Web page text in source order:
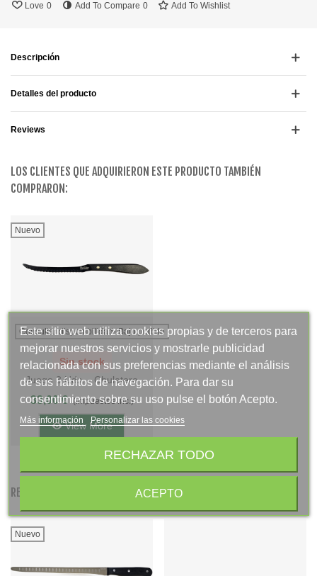
Love 0 Add To Compare 0 Add To Wishlist
Descripción
Detalles del producto
Reviews
LOS CLIENTES QUE ADQUIRIERON ESTE PRODUCTO TAMBIÉN
COMPRARON:
Nuevo
Consultar disponibilidad- Bajo pedido
Sin stock
Juego 3 Uds. - Chuletero
Vasco TITANIO NEGRO 12
33,00 € (impuestos inc.)
View More
RELATED PRODUCTS
Nuevo
Este sitio web utiliza cookies propias y de terceros para
mejorar nuestros servicios y mostrarle publicidad
relacionada con sus preferencias mediante el análisis
de sus hábitos de navegación. Para dar su
consentimiento sobre su uso pulse el botón Acepto.
Más información Personalizar las cookies
RECHAZAR TODO
ACEPTO